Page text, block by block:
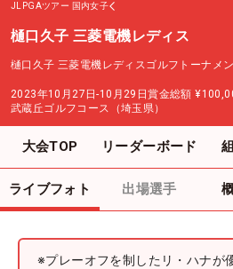
JLPGAツアー 国内女子
樋口久子 三菱電機レディス
樋口久子 三菱電機レディスゴルフトーナメン
2023年10月27日-10月29日賞金総額
武蔵丘ゴルフコース（埼玉県）
大会TOP リーダーボード
ライブフォト 出場選手
※プレーオフを制したリ・ハナが